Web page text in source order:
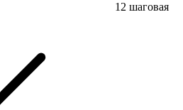
12 шаговая